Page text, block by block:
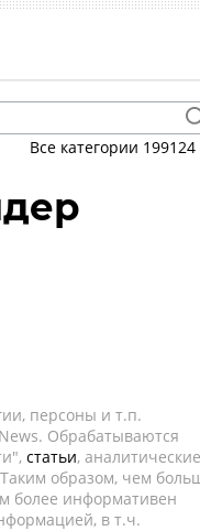
Все категории 199124
персоны и т.п.
Обрабатываются
статьи, аналитические
образом, чем
более информативен
в т.ч.